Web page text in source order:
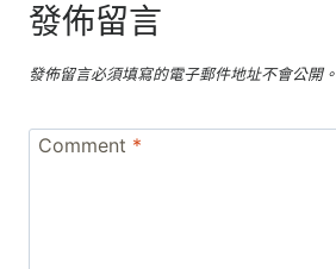
發佈留言
發佈留言必須填寫的電子郵件地址不會公開。
Comment *